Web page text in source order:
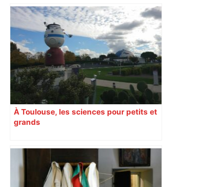
À Toulouse, les sciences pour petits et
grands